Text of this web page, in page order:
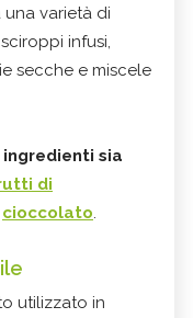
una varietà di
infusi,
secche e miscele
sia
di
cioccolato.
utilizzato in